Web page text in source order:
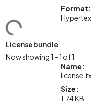
Format:
License bundle
Now showing1 - 1 of 1
Name:
Size:
1.74 KB